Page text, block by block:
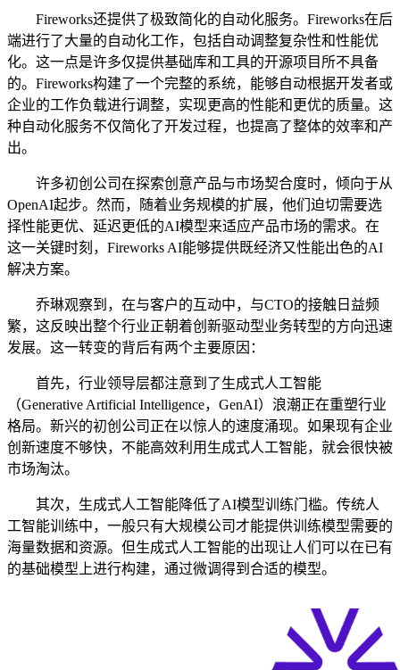
Fireworks还提供了极致简化的自动化服务。Fireworks在后
端进行了大量的自动化工作，包括自动调整复杂性和性能优
化。这一点是许多仅提供基础库和工具的开源项目所不具备
的。Fireworks构建了一个完整的系统，能够自动根据开发者或
企业的工作负载进行调整，实现更高的性能和更优的质量。这
种自动化服务不仅简化了开发过程，也提高了整体的效率和产
出。
许多初创公司在探索创意产品与市场契合度时，倾向于从
OpenAI起步。然而，随着业务规模的扩展，他们迫切需要选
择性能更优、延迟更低的AI模型来适应产品市场的需求。在
这一关键时刻，Fireworks AI能够提供既经济又性能出色的AI
解决方案。
乔琳观察到，在与客户的互动中，与CTO的接触日益频
繁，这反映出整个行业正朝着创新驱动型业务转型的方向迅速
发展。这一转变的背后有两个主要原因：
首先，行业领导层都注意到了生成式人工智能
（Generative Artificial Intelligence，GenAI）浪潮正在重塑行业
格局。新兴的初创公司正在以惊人的速度涌现。如果现有企业
创新速度不够快，不能高效利用生成式人工智能，就会很快被
市场淘汰。
其次，生成式人工智能降低了AI模型训练门槛。传统人
工智能训练中，一般只有大规模公司才能提供训练模型需要的
海量数据和资源。但生成式人工智能的出现让人们可以在已有
的基础模型上进行构建，通过微调得到合适的模型。